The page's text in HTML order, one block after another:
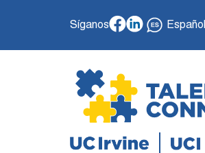
Síganos Español